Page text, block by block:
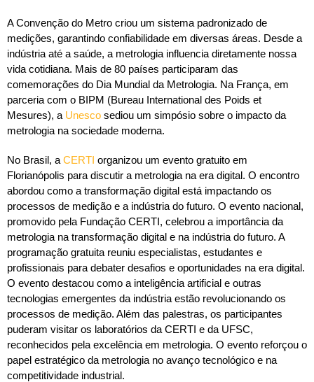
A Convenção do Metro criou um sistema padronizado de
medições, garantindo confiabilidade em diversas áreas. Desde a
indústria até a saúde, a metrologia influencia diretamente nossa
vida cotidiana. Mais de 80 países participaram das
comemorações do Dia Mundial da Metrologia. Na França, em
parceria com o BIPM (Bureau International des Poids et
Mesures), a Unesco sediou um simpósio sobre o impacto da
metrologia na sociedade moderna.
No Brasil, a CERTI organizou um evento gratuito em
Florianópolis para discutir a metrologia na era digital. O encontro
abordou como a transformação digital está impactando os
processos de medição e a indústria do futuro. O evento nacional,
promovido pela Fundação CERTI, celebrou a importância da
metrologia na transformação digital e na indústria do futuro. A
programação gratuita reuniu especialistas, estudantes e
profissionais para debater desafios e oportunidades na era digital.
O evento destacou como a inteligência artificial e outras
tecnologias emergentes da indústria estão revolucionando os
processos de medição. Além das palestras, os participantes
puderam visitar os laboratórios da CERTI e da UFSC,
reconhecidos pela excelência em metrologia. O evento reforçou o
papel estratégico da metrologia no avanço tecnológico e na
competitividade industrial.